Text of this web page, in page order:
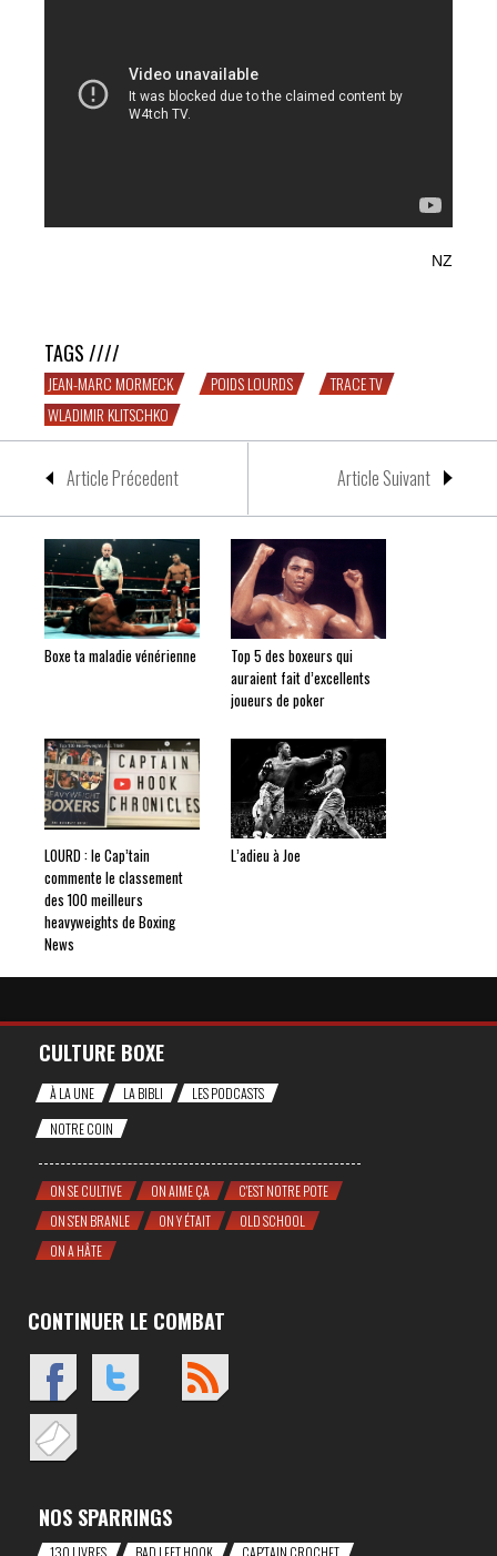
NZ
TAGS ////
JEAN-MARC MORMECK POIDS LOURDS
TRACE TV
WLADIMIR KLITSCHKO
Article Précedent Article Suivant
Boxe ta maladie vénérienne
Top 5 des boxeurs qui
auraient fait d’excellents
joueurs de poker
LOURD : le Cap’tain
commente le classement
des 100 meilleurs
heavyweights de Boxing
News
L’adieu à Joe
CULTURE BOXE
À LA UNE LA BIBLI
LES PODCASTS
NOTRE COIN
ON SE CULTIVE ON AIME ÇA
C'EST NOTRE POTE
ON S'EN BRANLE
ON Y ÉTAIT
OLD SCHOOL
ON A HÂTE
CONTINUER LE COMBAT
NOS SPARRINGS
130 LIVRES BAD LEFT HOOK CAP'TAIN CROCHET